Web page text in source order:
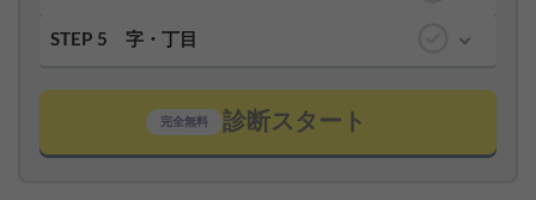
STEP 5 字・丁目
完全無料 診断スタート